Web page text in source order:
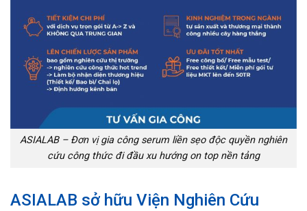
ASIALAB – Đơn vị gia công serum liền sẹo độc quyền nghiên
cứu công thức đi đầu xu hướng on top nền tảng
ASIALAB sở hữu Viện Nghiên Cứu